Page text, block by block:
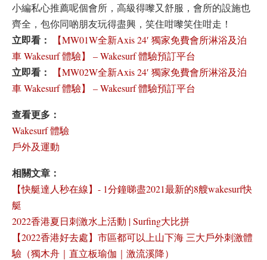
小編私心推薦呢個會所，高級得嚟又舒服，會所的設施也
齊全，包你同啲朋友玩得盡興，笑住咁嚟笑住咁走！
立即看：
【MW01W全新Axis 24′ 獨家免費會所淋浴及泊
車 Wakesurf 體驗】 – Wakesurf 體驗預訂平台
立即看：
【MW02W全新Axis 24′ 獨家免費會所淋浴及泊
車 Wakesurf 體驗】 – Wakesurf 體驗預訂平台
查看更多：
Wakesurf 體驗
戶外及運動
相關文章：
【快艇達人秒在線】- 1分鐘睇盡2021最新的8艘wakesurf快
艇
2022香港夏日刺激水上活動 | Surfing大比拼
【2022香港好去處】市區都可以上山下海 三大戶外刺激體
驗（獨木舟｜直立板瑜伽｜激流溪降）